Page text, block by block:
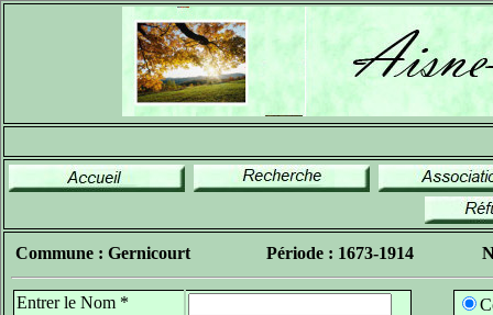
Commune : Gernicourt Période : 1673-1914
Entrer le Nom *